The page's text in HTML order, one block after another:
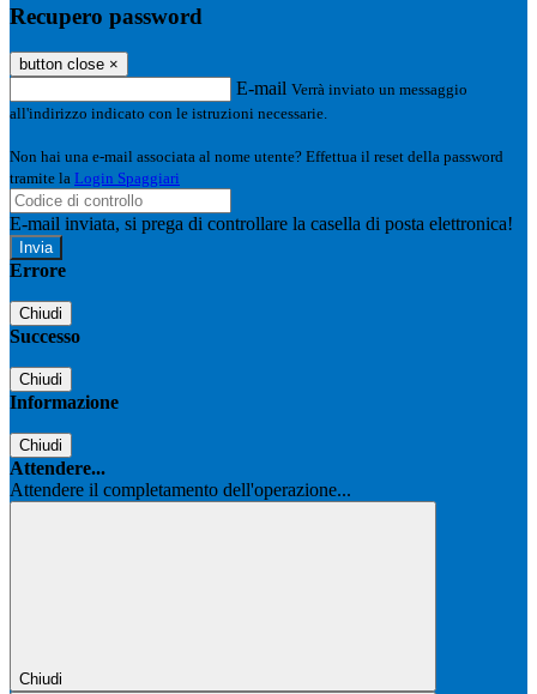
Recupero password
button close ×
E-mail Verrà inviato un messaggio
all'indirizzo indicato con le istruzioni necessarie.
Non hai una e-mail associata al nome utente? Effettua il reset della password
tramite la Login Spaggiari
E-mail inviata, si prega di controllare la casella di posta elettronica!
Errore
Chiudi
Successo
Chiudi
Informazione
Chiudi
Attendere...
Attendere il completamento dell'operazione...
Chiudi